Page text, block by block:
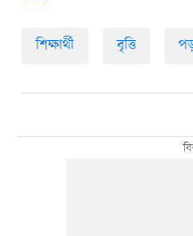
শিক্ষার্থী বৃত্তি